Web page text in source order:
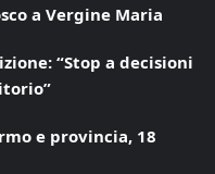
a Vergine Maria
“Stop a decisioni
e provincia, 18